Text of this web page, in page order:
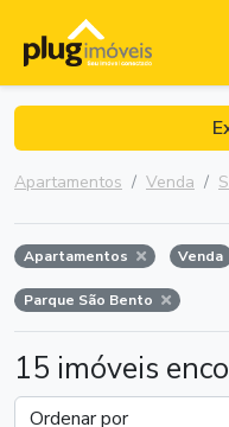
Apartamentos Venda
Apartamentos Venda
Parque São Bento
15 imóveis